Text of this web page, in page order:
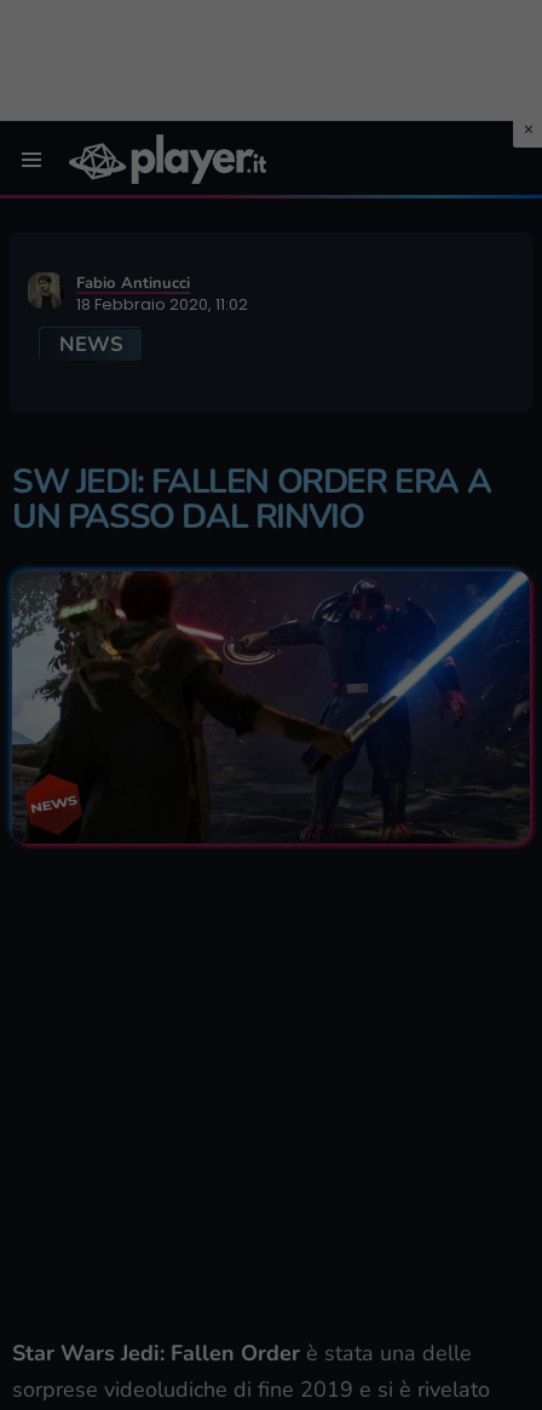
Fabio Antinucci
18 Febbraio 2020, 11:02
NEWS
SW JEDI: FALLEN ORDER ERA A
UN PASSO DAL RINVIO
Star Wars Jedi: Fallen Order è stata una delle
sorprese videoludiche di fine 2019 e si è rivelato